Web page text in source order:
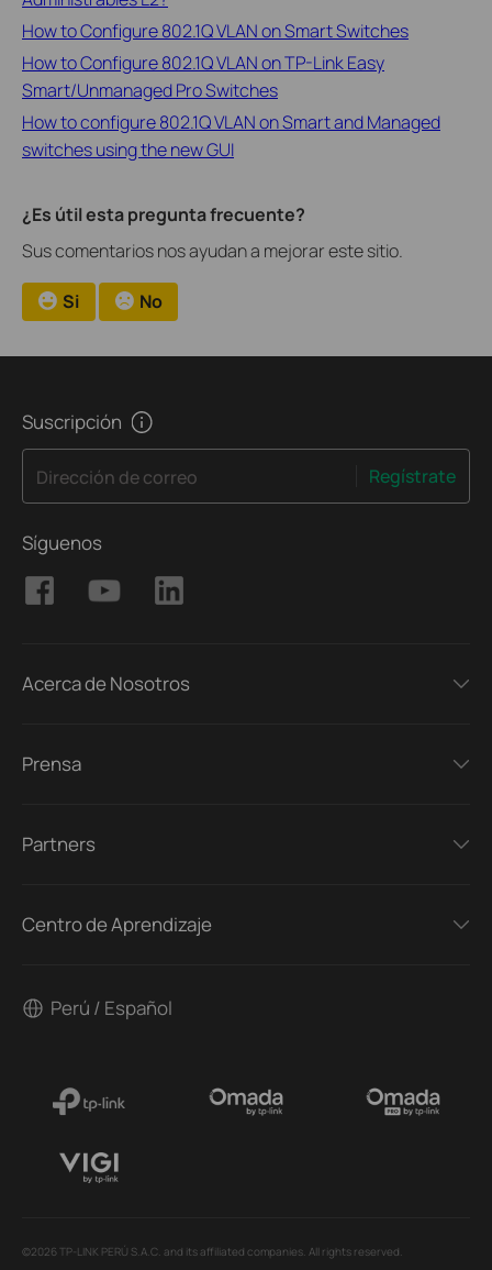
How to Configure 802.1Q VLAN on Smart Switches
How to Configure 802.1Q VLAN on TP-Link Easy
Smart/Unmanaged Pro Switches
How to configure 802.1Q VLAN on Smart and Managed
switches using the new GUI
¿Es útil esta pregunta frecuente?
Sus comentarios nos ayudan a mejorar este sitio.
Si No
Suscripción
Dirección de correo Regístrate
Síguenos
Acerca de Nosotros
Prensa
Partners
Centro de Aprendizaje
Perú / Español
©2026 TP-LINK PERÚ S.A.C. and its affiliated companies. All rights reserved.